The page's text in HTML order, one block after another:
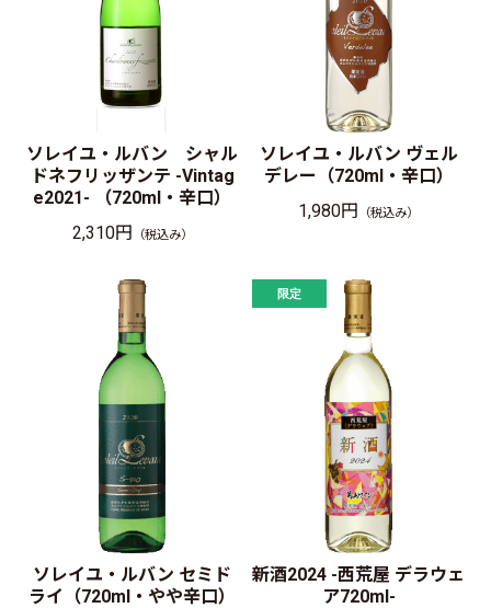
ソレイユ・ルバン シャル
ドネフリッザンテ -Vintag
e2021- （720ml・辛口）
2,310円 （税込み）
ソレイユ・ルバン ヴェル
デレー（720ml・辛口）
1,980円 （税込み）
ソレイユ・ルバン セミド
ライ（720ml・やや辛口）
新酒2024 -西荒屋 デラウェ
ア720ml-